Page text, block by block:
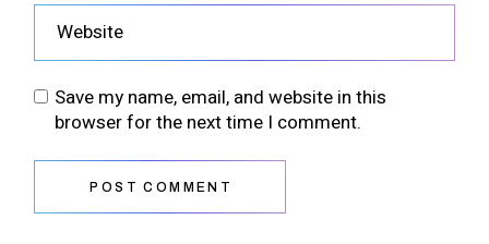
Save my name, email, and website in this
browser for the next time I comment.
POST COMMENT